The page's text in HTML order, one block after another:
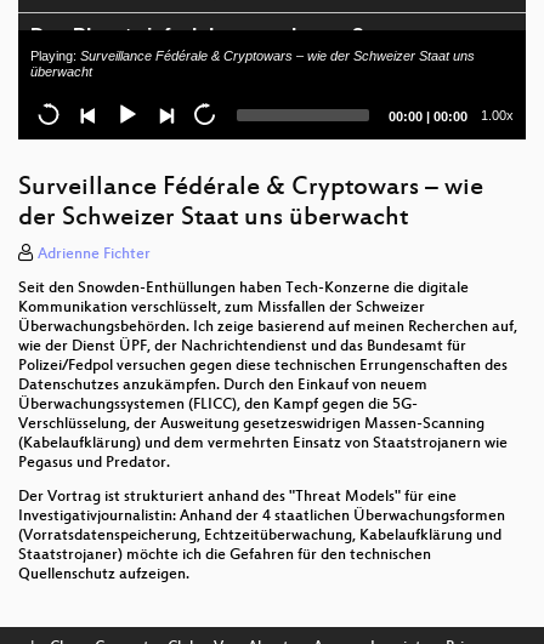
Den Planet einfach brennen lassen?
Live Netzpodcast
Schlusswort
Elektronisches Patientendossier: Raus aus der
Sackgasse
Alles kann, nichts muss? KI im Spannungsfeld von
Ich weiß, was du letzten Sommer bestellt hast
Some things can't be XPLAINed
Rechtshilfe für Geflüchtete mithilfe von Legal Tech
Tools
Künstliche Intelligenz: Von der Theorie zur Praxis
Lightning Talks
Playing: Surveillance Fédérale & Cryptowars – wie der Schweizer Staat uns
überwacht
Current
00:00 | Total
00:00 1.00x
Surveillance Fédérale & Cryptowars – wie
der Schweizer Staat uns überwacht
Adrienne Fichter
Seit den Snowden-Enthüllungen haben Tech-Konzerne die digitale
Kommunikation verschlüsselt, zum Missfallen der Schweizer
Überwachungsbehörden. Ich zeige basierend auf meinen Recherchen auf,
wie der Dienst ÜPF, der Nachrichtendienst und das Bundesamt für
Polizei/Fedpol versuchen gegen diese technischen Errungenschaften des
Datenschutzes anzukämpfen. Durch den Einkauf von neuem
Überwachungssystemen (FLICC), den Kampf gegen die 5G-
Verschlüsselung, der Ausweitung gesetzeswidrigen Massen-Scanning
(Kabelaufklärung) und dem vermehrten Einsatz von Staatstrojanern wie
Pegasus und Predator.
Der Vortrag ist strukturiert anhand des "Threat Models" für eine
Investigativjournalistin: Anhand der 4 staatlichen Überwachungsformen
(Vorratsdatenspeicherung, Echtzeitüberwachung, Kabelaufklärung und
Staatstrojaner) möchte ich die Gefahren für den technischen
Quellenschutz aufzeigen.